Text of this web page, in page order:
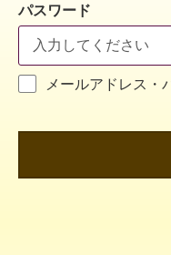
パスワード
メールアドレス・